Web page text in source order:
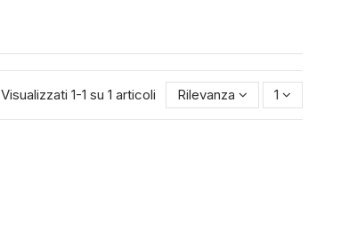
Visualizzati 1-1 su 1 articoli Rilevanza 1